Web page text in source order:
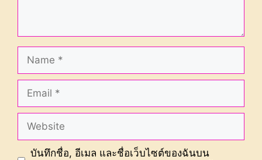
Name
Email
Website
บันทึกชื่อ, อีเมล และชื่อเว็บไซต์ของฉันบน